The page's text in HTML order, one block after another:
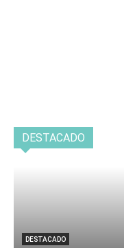
DESTACADO
DESTACADO